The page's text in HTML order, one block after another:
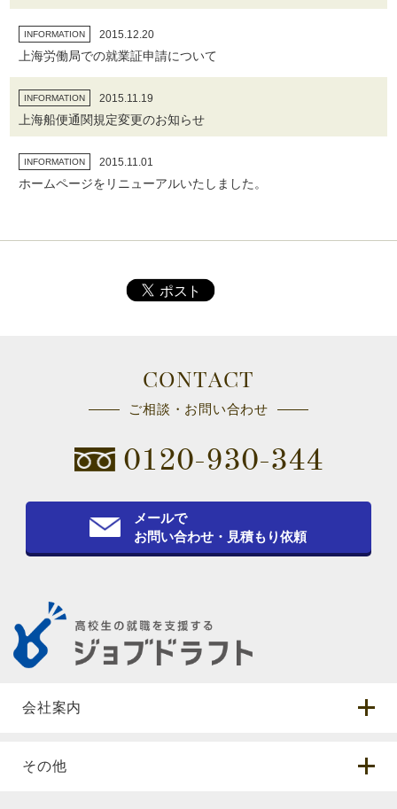
INFORMATION 2015.12.20
上海労働局での就業証申請について
INFORMATION 2015.11.19
上海船便通関規定変更のお知らせ
INFORMATION 2015.11.01
ホームページをリニューアルいたしました。
CONTACT
ご相談・お問い合わせ
0120-930-344
メールで
お問い合わせ・見積もり依頼
会社案内
その他